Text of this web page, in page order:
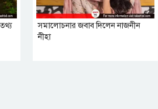
সমালোচনার জবাব দিলেন নাজনীন
নীহা